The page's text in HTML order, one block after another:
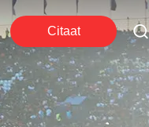
Citaat